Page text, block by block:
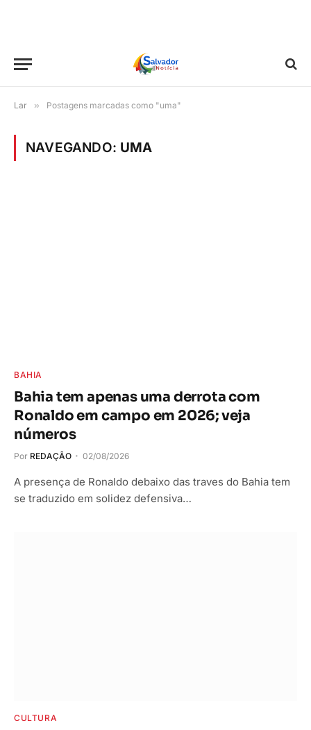
Lar » Postagens marcadas como "uma"
NAVEGANDO: UMA
BAHIA
Bahia tem apenas uma derrota com
Ronaldo em campo em 2026; veja
números
Por REDAÇÃO 02/08/2026
A presença de Ronaldo debaixo das traves do Bahia tem
se traduzido em solidez defensiva…
CULTURA